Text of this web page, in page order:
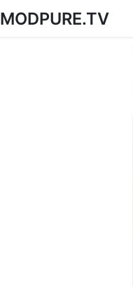
MODPURE.TV